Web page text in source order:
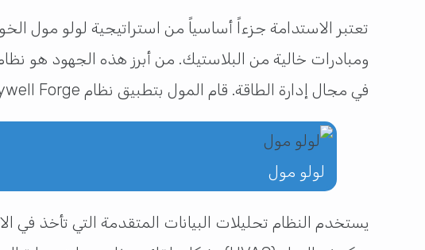
تعتبر الاستدامة جزءاً أساسياً من استراتيجية لولو مول
في مجال إدارة الطاقة. قام المول بتطبيق نظام Honeywell Forge، وهو نظام قائم على السحابة يراقب ويعزز استهلاك الطاقة في الوقت الفعلي.
لولو مول
يستخدم النظام تحليلات البيانات المتقدمة التي تأخذ في